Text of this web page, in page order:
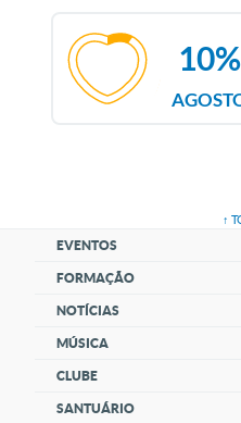
10%
↑
EVENTOS
FORMAÇÃO
NOTÍCIAS
MÚSICA
CLUBE
SANTUÁRIO